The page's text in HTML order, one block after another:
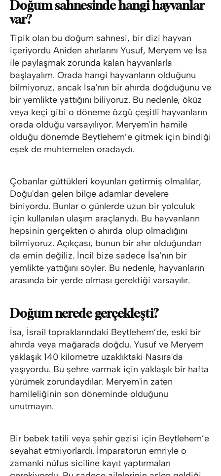
Doğum sahnesinde hangi hayvanlar
var?
Tipik olan bu doğum sahnesi, bir dizi hayvan
içeriyordu Aniden ahırlarını Yusuf, Meryem ve İsa
ile paylaşmak zorunda kalan hayvanlarla
başlayalım. Orada hangi hayvanların olduğunu
bilmiyoruz, ancak İsa'nın bir ahırda doğduğunu ve
bir yemlikte yattığını biliyoruz. Bu nedenle, öküz
veya keçi gibi o döneme özgü çeşitli hayvanların
orada olduğu varsayılıyor. Meryem'in hamile
olduğu dönemde Beytlehem’e gitmek için bindiği
eşek de muhtemelen oradaydı.
Çobanlar güttükleri koyunları getirmiş olmalılar,
Doğu'dan gelen bilge adamlar develere
biniyordu. Bunlar o günlerde uzun bir yolculuk
için kullanılan ulaşım araçlarıydı. Bu hayvanların
hepsinin gerçekten o ahırda olup olmadığını
bilmiyoruz. Açıkçası, bunun bir ahır olduğundan
da emin değiliz. İncil bize sadece İsa'nın bir
yemlikte yattığını söyler. Bu nedenle, hayvanların
arasında bir yerde olması gerektiği varsayılır.
Doğum nerede gerçekleşti?
İsa, İsrail topraklarındaki Beytlehem’de, eski bir
ahırda veya mağarada doğdu. Yusuf ve Meryem
yaklaşık 140 kilometre uzaklıktaki Nasıra'da
yaşıyordu. Bu şehre varmak için yaklaşık bir hafta
yürümek zorundaydılar. Meryem'in zaten
hamileliğinin son döneminde olduğunu
unutmayın.
Bir bebek tatili veya şehir gezisi için Beytlehem’e
seyahat etmiyorlardı. İmparatorun emriyle o
zamanki nüfus siciline kayıt yaptırmaları